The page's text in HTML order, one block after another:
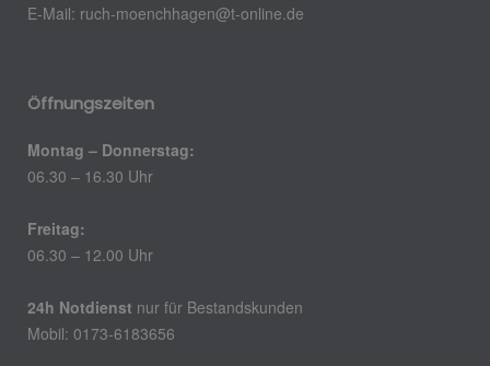
E-Mail: ruch-moenchhagen@t-online.de
Öffnungszeiten
Montag – Donnerstag:
06.30 – 16.30 Uhr
Freitag:
06.30 – 12.00 Uhr
24h Notdienst nur für Bestandskunden
Mobil: 0173-6183656